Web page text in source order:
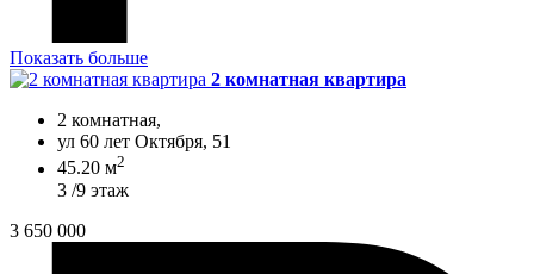
Показать больше
2 комнатная квартира
2 комнатная,
ул 60 лет Октября, 51
45.20 м2
3 /9 этаж
3 650 000